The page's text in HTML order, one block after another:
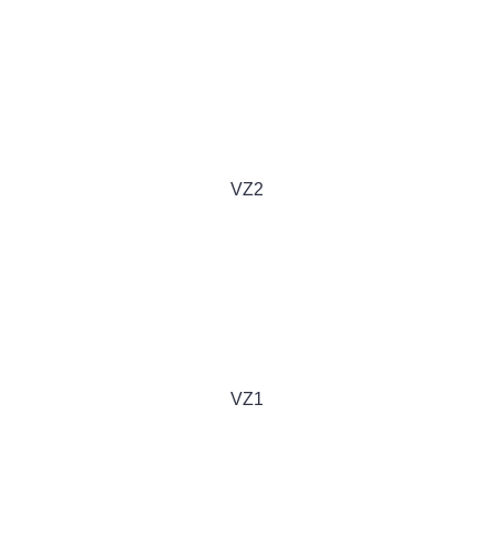
VZ2
VZ1